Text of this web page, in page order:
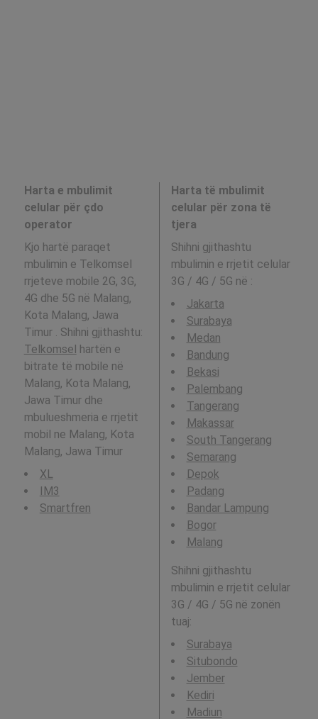
Harta e mbulimit
celular për çdo
operator
Kjo hartë paraqet
mbulimin e Telkomsel
rrjeteve mobile 2G, 3G,
4G dhe 5G në Malang,
Kota Malang, Jawa
Timur . Shihni gjithashtu:
Telkomsel hartën e
bitrate të mobile në
Malang, Kota Malang,
Jawa Timur dhe
mbulueshmeria e rrjetit
mobil ne Malang, Kota
Malang, Jawa Timur
XL
IM3
Smartfren
Harta të mbulimit
celular për zona të
tjera
Shihni gjithashtu
mbulimin e rrjetit celular
3G / 4G / 5G në :
Jakarta
Surabaya
Medan
Bandung
Bekasi
Palembang
Tangerang
Makassar
South Tangerang
Semarang
Depok
Padang
Bandar Lampung
Bogor
Malang
Shihni gjithashtu
mbulimin e rrjetit celular
3G / 4G / 5G në zonën
tuaj:
Surabaya
Situbondo
Jember
Kediri
Madiun